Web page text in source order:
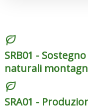
SRB01 -
naturali
SRA01 -